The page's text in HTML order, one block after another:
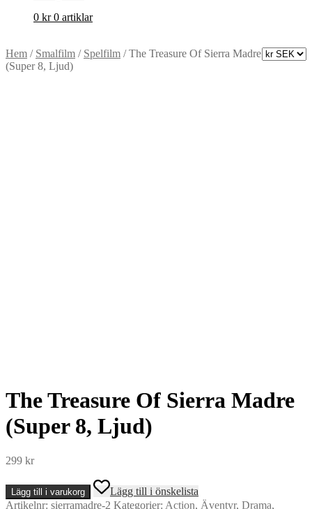
0 kr 0 artiklar
Hem / Smalfilm / Spelfilm /The Treasure Of Sierra Madre
(Super 8, Ljud)
The Treasure Of Sierra Madre
(Super 8, Ljud)
299 kr
The
Treasure
Lägg till i varukorg
Lägg till i önskelista
Artikelnr: sierramadre-2 Kategorier: Action, Äventyr, Drama,